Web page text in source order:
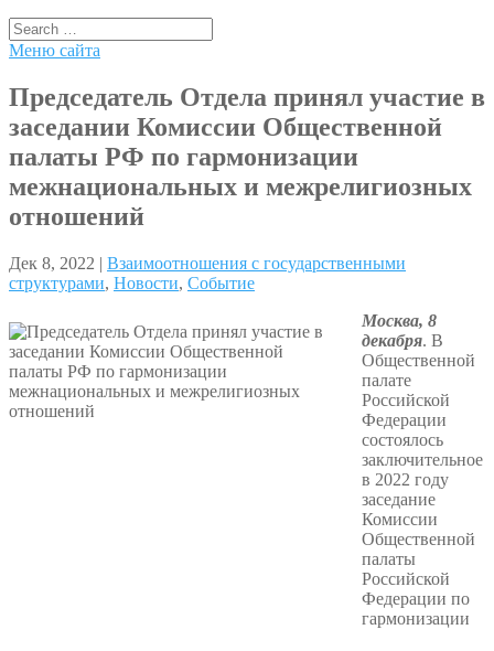
Меню сайта
Председатель Отдела принял участие в
заседании Комиссии Общественной
палаты РФ по гармонизации
межнациональных и межрелигиозных
отношений
Дек 8, 2022 | Взаимоотношения с государственными
структурами, Новости, Событие
Москва, 8
декабря. В
Общественной
палате
Российской
Федерации
состоялось
заключительное
в 2022 году
заседание
Комиссии
Общественной
палаты
Российской
Федерации по
гармонизации